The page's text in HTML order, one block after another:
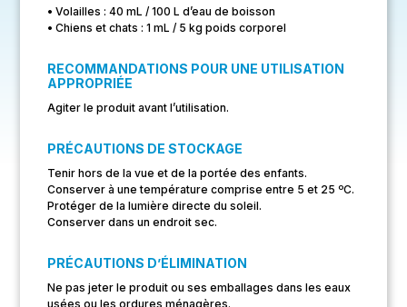
• Volailles : 40 mL / 100 L d’eau de boisson
• Chiens et chats : 1 mL / 5 kg poids corporel
RECOMMANDATIONS POUR UNE UTILISATION
APPROPRIÉE
Agiter le produit avant l’utilisation.
PRÉCAUTIONS DE STOCKAGE
Tenir hors de la vue et de la portée des enfants.
Conserver à une température comprise entre 5 et 25 ºC.
Protéger de la lumière directe du soleil.
Conserver dans un endroit sec.
PRÉCAUTIONS D’ÉLIMINATION
Ne pas jeter le produit ou ses emballages dans les eaux
usées ou les ordures ménagères.